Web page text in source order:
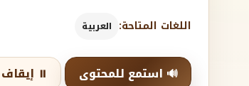
اللغات المتاحة: العربية
🔊 استمع للمحتوى ⏸️ إيقاف